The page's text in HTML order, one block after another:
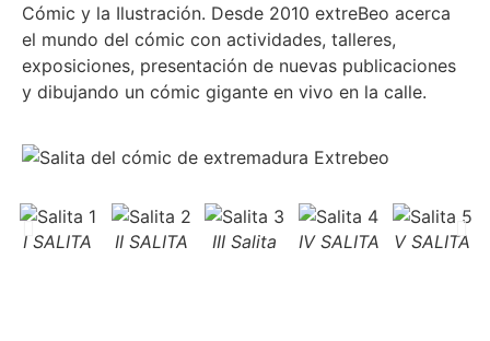
Cómic y la Ilustración. Desde 2010 extreBeo acerca
el mundo del cómic con actividades, talleres,
exposiciones, presentación de nuevas publicaciones
y dibujando un cómic gigante en vivo en la calle.
I SALITA II SALITA III Salita IV SALITA V SALITA